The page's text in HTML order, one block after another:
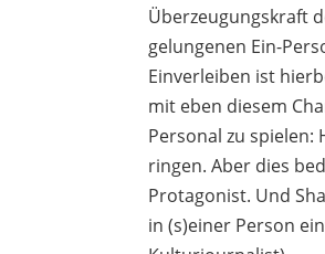
Überzeugungskraft
gelungenen Ein-
Einverleiben ist
mit eben diesem
Personal zu
ringen. Aber dies
Protagonist. Und
in (s)einer Person